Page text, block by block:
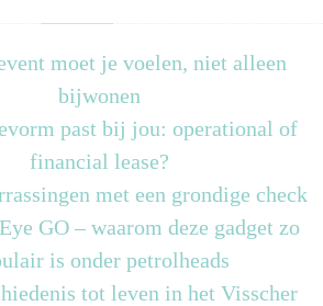
moet je voelen, niet alleen
bijwonen
past bij jou: operational of
financial lease?
met een grondige check
GO – waarom deze gadget zo
is onder petrolheads
tot leven in het Visscher